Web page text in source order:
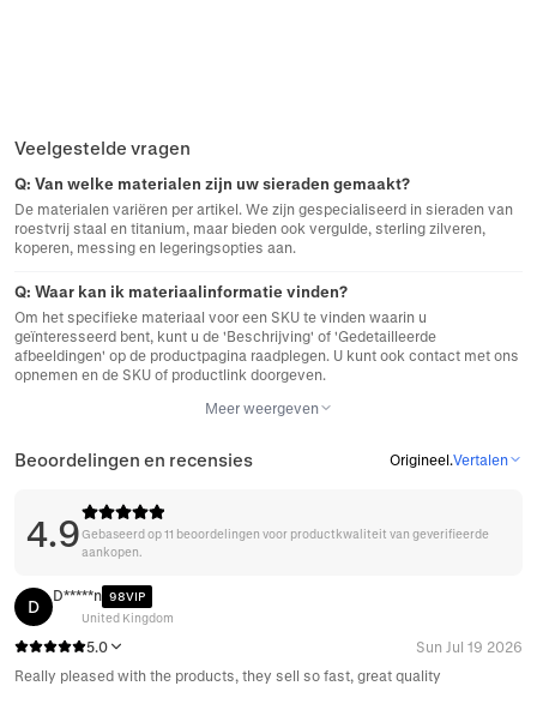
Veelgestelde vragen
Q: Van welke materialen zijn uw sieraden gemaakt?
De materialen variëren per artikel. We zijn gespecialiseerd in sieraden van
roestvrij staal en titanium, maar bieden ook vergulde, sterling zilveren,
koperen, messing en legeringsopties aan.
Q: Waar kan ik materiaalinformatie vinden?
Om het specifieke materiaal voor een SKU te vinden waarin u
geïnteresseerd bent, kunt u de 'Beschrijving' of 'Gedetailleerde
afbeeldingen' op de productpagina raadplegen. U kunt ook contact met ons
opnemen en de SKU of productlink doorgeven.
Meer weergeven
Beoordelingen en recensies Origineel.Vertalen
4.9Gebaseerd op 11 beoordelingen voor productkwaliteit van geverifieerde
aankopen.
D
D*****n 98VIP
United Kingdom
5.0
Sun Jul 19 2026
Really pleased with the products, they sell so fast, great quality